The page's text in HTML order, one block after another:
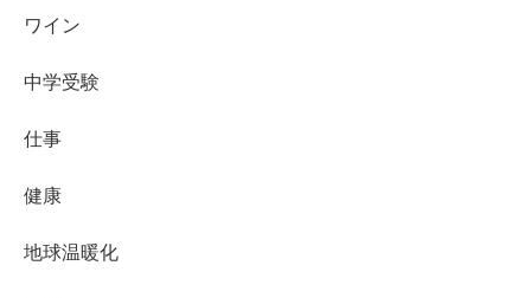
ワイン
中学受験
仕事
健康
地球温暖化